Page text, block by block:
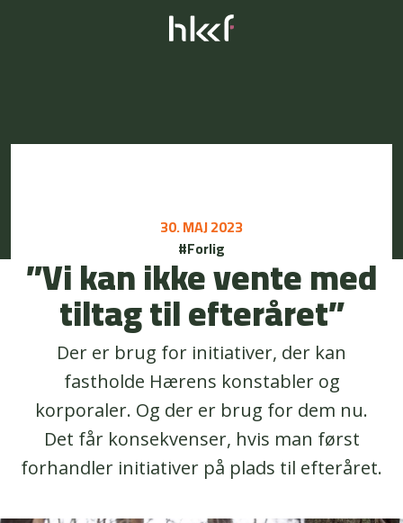
30. MAJ 2023
#Forlig
”Vi kan ikke vente med
tiltag til efteråret”
Der er brug for initiativer, der kan
fastholde Hærens konstabler og
korporaler. Og der er brug for dem nu.
Det får konsekvenser, hvis man først
forhandler initiativer på plads til efteråret.